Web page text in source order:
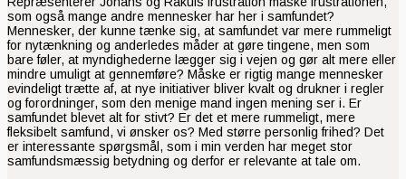
som også mange andre mennesker har her i samfundet?
Mennesker, der kunne tænke sig, at samfundet var mere rummeligt
for nytænkning og anderledes måder at gøre tingene, men som
bare føler, at myndighederne lægger sig i vejen og gør alt mere eller
mindre umuligt at gennemføre? Måske er rigtig mange mennesker
evindeligt trætte af, at nye initiativer bliver kvalt og drukner i regler
og forordninger, som den menige mand ingen mening ser i. Er
samfundet blevet alt for stivt? Er det et mere rummeligt, mere
fleksibelt samfund, vi ønsker os? Med større personlig frihed? Det
er interessante spørgsmål, som i min verden har meget stor
samfundsmæssig betydning og derfor er relevante at tale om.